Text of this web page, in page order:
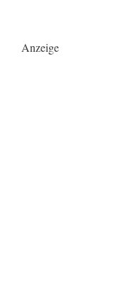
Anzeige